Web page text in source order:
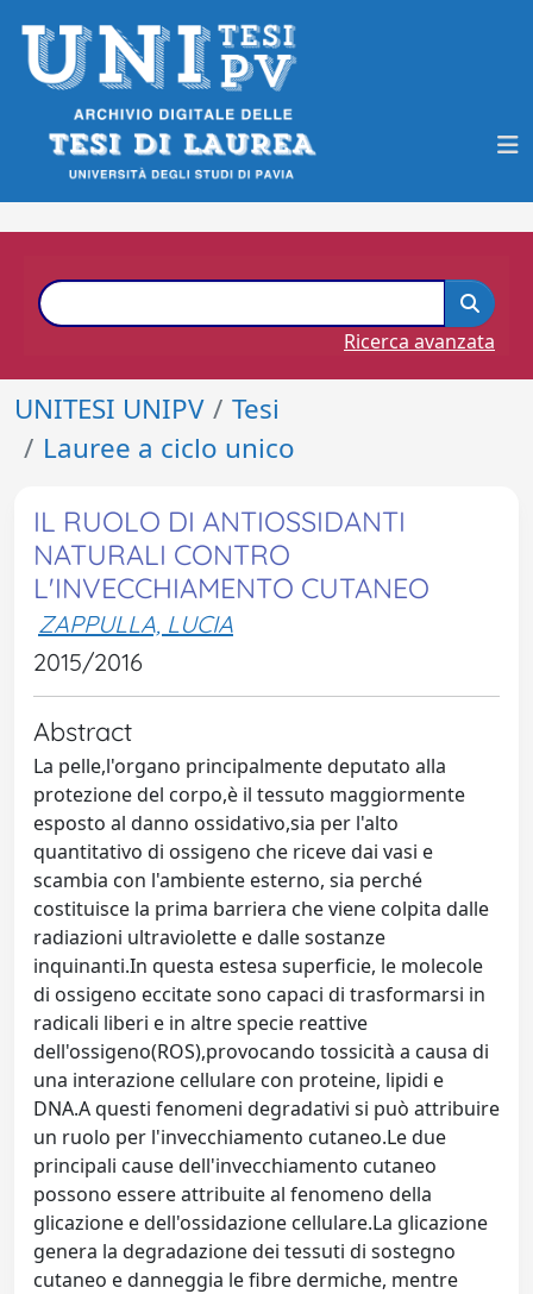
Ricerca avanzata
UNITESI UNIPV
Tesi
Lauree a ciclo unico
IL RUOLO DI ANTIOSSIDANTI
NATURALI CONTRO
L'INVECCHIAMENTO CUTANEO
ZAPPULLA, LUCIA
2015/2016
Abstract
La pelle,l'organo principalmente deputato alla
protezione del corpo,è il tessuto maggiormente
esposto al danno ossidativo,sia per l'alto
quantitativo di ossigeno che riceve dai vasi e
scambia con l'ambiente esterno, sia perché
costituisce la prima barriera che viene colpita dalle
radiazioni ultraviolette e dalle sostanze
inquinanti.In questa estesa superficie, le molecole
di ossigeno eccitate sono capaci di trasformarsi in
radicali liberi e in altre specie reattive
dell'ossigeno(ROS),provocando tossicità a causa di
una interazione cellulare con proteine, lipidi e
DNA.A questi fenomeni degradativi si può attribuire
un ruolo per l'invecchiamento cutaneo.Le due
principali cause dell'invecchiamento cutaneo
possono essere attribuite al fenomeno della
glicazione e dell'ossidazione cellulare.La glicazione
genera la degradazione dei tessuti di sostegno
cutaneo e danneggia le fibre dermiche, mentre